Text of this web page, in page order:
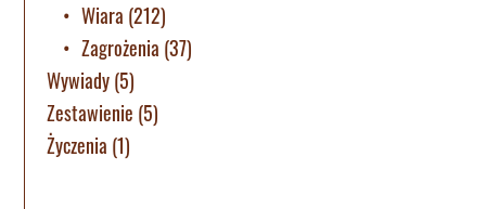
Wiara (212)
Zagrożenia (37)
Wywiady(5)
Zestawienie (5)
Życzenia (1)